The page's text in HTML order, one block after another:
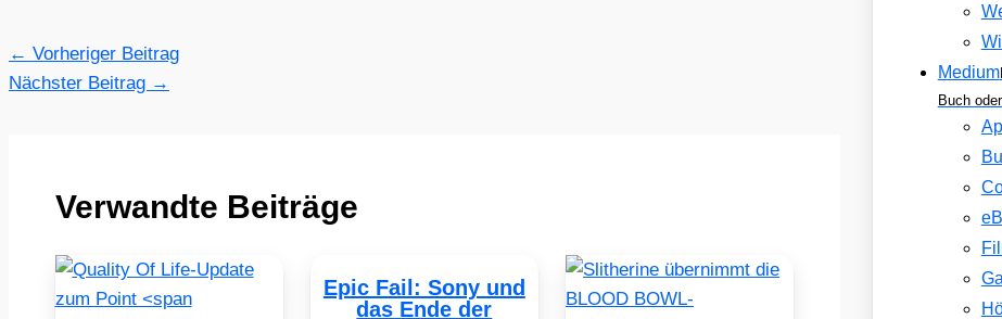
← Vorheriger Beitrag
Nächster Beitrag →
Verwandte Beiträge
Epic Fail: Sony und
das Ende der
Medium
Buch